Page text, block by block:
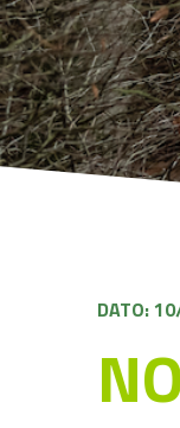
DATO: